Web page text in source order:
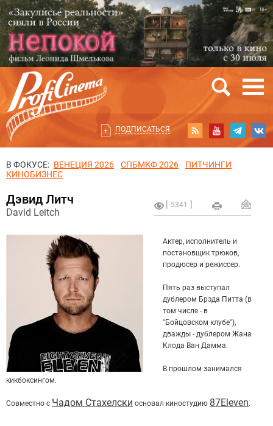
ПОДПИСАТЬСЯ
В ФОКУСЕ: ВЕНЕЦИЯ 2026 СПБМКФ 2026
ПИТЧИНГИ
КИНОБИЗНЕС
5341
Дэвид Литч
David Leitch
Актер, исполнитель и
постановщик трюков,
продюсер и режиссер.
Пять раз выступал
дублером Брэда Питта (в
том числе - в
"Бойцовском клубе"),
дважды - дублером Жана
Клода Ван Дамма.
В прошлом занимался
кикбоксингом.
Совместно с Чадом Стахелски основал киностудию 87Eleven.